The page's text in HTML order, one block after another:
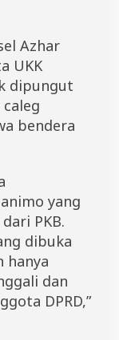
Azhar
UKK
dipungut
bendera
yang
PKB.
dibuka
hanya
dan
DPRD,”